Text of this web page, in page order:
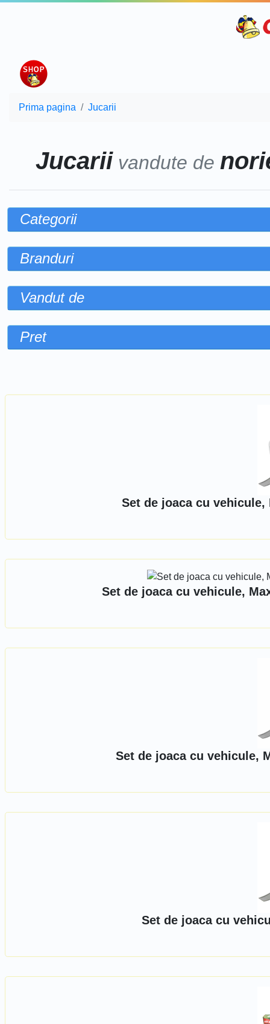
Prima pagina Jucarii
Jucariivandute de
Categorii
Branduri
Vandut de
Pret
Set de joaca cu
Set de joaca cu vehicule,
Set de joaca cu vehicule,
Set de joaca cu